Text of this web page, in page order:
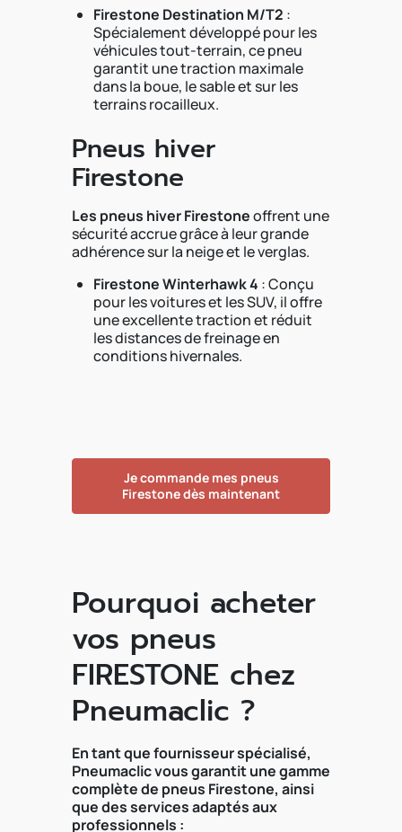
Firestone Destination M/T2 :
Spécialement développé pour les
véhicules tout-terrain, ce pneu
garantit une traction maximale
dans la boue, le sable et sur les
terrains rocailleux.
Pneus hiver
Firestone
Les pneus hiver Firestoneoffrent une
sécurité accrue grâce à leur grande
adhérence sur la neige et le verglas.
Firestone Winterhawk 4 : Conçu
pour les voitures et les SUV, il offre
une excellente traction et réduit
les distances de freinage en
conditions hivernales.
Je commande mes pneus
Firestone dès maintenant
Pourquoi acheter
vos pneus
FIRESTONE chez
Pneumaclic ?
En tant que fournisseur spécialisé,
Pneumaclic vous garantit une gamme
complète de pneus Firestone, ainsi
que des services adaptés aux
professionnels :